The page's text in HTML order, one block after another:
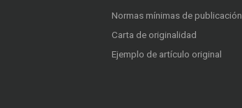
Normas mínimas de publicación
Carta de originalidad
Ejemplo de artículo original